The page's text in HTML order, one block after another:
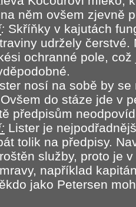
něm ovšem zjevně
: Skříňky v kajutách
udržely
ochranné pole,
nosí na sobě by
do stáze jde v
předpisům
Lister je
tolik na předpisy.
služby, proto je
například
jako Petersen